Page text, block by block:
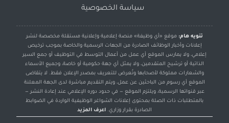
سياسة الخصوصية
تنويه هام: موقع «أي وظيفة» منصة إعلامية وإعلانية مستقلة مخصصة لنشر
إعلانات وأخبار الوظائف الصادرة من الجهات الرسمية والخاصة بموجب ترخيص
إعلامي، ولا يمارس الموقع أي عمل من أعمال التوسط في التوظيف أو جمع السير
الذاتية أو ترشيح المتقدمين، ولا يمثل أي جهة حكومية أو خاصة، وجميع الأسماء
والشعارات مملوكة لأصحابها وتُعرض للتعريف بمصدر الإعلان فقط. لا يتقاضى
الموقع أي رسوم من الباحثين عن عمل، ويتم التقديم مباشرة لدى الجهة المعلنة
عبر قنواتها الرسمية، ويلتزم الموقع — في حدود دوره الإعلامي عند إعادة النشر —
بالمتطلبات ذات الصلة بمحتوى إعلانات الشواغر الوظيفية الواردة في الضوابط
الصادرة بقرار وزاري. اعرف المزيد